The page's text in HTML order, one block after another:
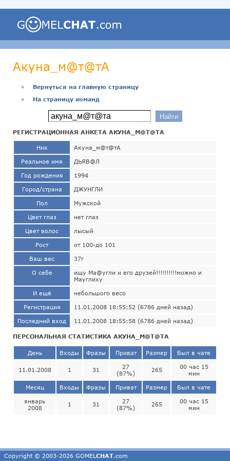
Акуна_м@т@тА
●
Вернуться на главную страницу
●
На страницу команд
РЕГИСТРАЦИОННАЯ АНКЕТА АКУНА_М@Т@ТА
Ник Акуна_м@т@тА
Реальное имя ДЬЯВ@Л
Год рождения 1994
Город/страна ДЖУНГЛИ
Пол Мужской
Цвет глаз нет глаз
Цвет волос лысый
Рост от 100-до 101
Ваш вес 37г
О себе
ищу Ма@угли и его друзей!!!!!!!!!!можно и
Мауглиху
И ещё небольшого весо
Регистрация 11.01.2008 18:55:52 (6786 дней назад)
Последний вход 11.01.2008 18:55:58 (6786 дней назад)
ПЕРСОНАЛЬНАЯ СТАТИСТИКА АКУНА_М@Т@ТА
День Входы Фразы Приват Размер Был в чате
11.01.2008 1 31
27
(87%)
265
00 час 15
мин
Месяц Входы Фразы Приват Размер Был в чате
январь
2008
1 31
27
(87%)
265
00 час 15
мин
Copyright © 2003-2026 GOMEL CHAT.com